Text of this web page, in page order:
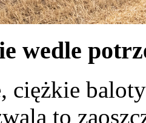
wedle
ciężkie
to